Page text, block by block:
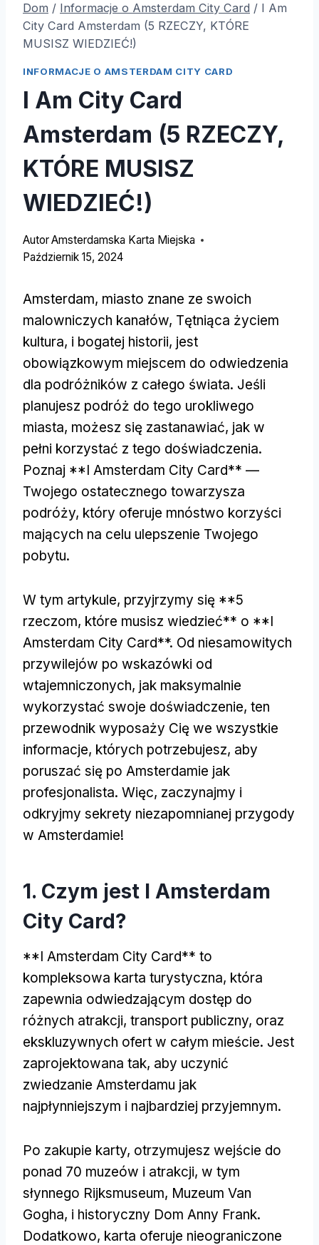
Dom / Informacje o Amsterdam City Card / I Am
City Card Amsterdam (5 RZECZY, KTÓRE
MUSISZ WIEDZIEĆ!)
INFORMACJE O AMSTERDAM CITY CARD
I Am City Card
Amsterdam (5 RZECZY,
KTÓRE MUSISZ
WIEDZIEĆ!)
AutorAmsterdamska Karta Miejska
Październik 15, 2024
Amsterdam, miasto znane ze swoich
malowniczych kanałów, Tętniąca życiem
kultura, i bogatej historii, jest
obowiązkowym miejscem do odwiedzenia
dla podróżników z całego świata. Jeśli
planujesz podróż do tego urokliwego
miasta, możesz się zastanawiać, jak w
pełni korzystać z tego doświadczenia.
Poznaj **I Amsterdam City Card** —
Twojego ostatecznego towarzysza
podróży, który oferuje mnóstwo korzyści
mających na celu ulepszenie Twojego
pobytu.
W tym artykule, przyjrzymy się **5
rzeczom, które musisz wiedzieć** o **I
Amsterdam City Card**. Od niesamowitych
przywilejów po wskazówki od
wtajemniczonych, jak maksymalnie
wykorzystać swoje doświadczenie, ten
przewodnik wyposaży Cię we wszystkie
informacje, których potrzebujesz, aby
poruszać się po Amsterdamie jak
profesjonalista. Więc, zaczynajmy i
odkryjmy sekrety niezapomnianej przygody
w Amsterdamie!
1. Czym jest I Amsterdam
City Card?
**I Amsterdam City Card** to
kompleksowa karta turystyczna, która
zapewnia odwiedzającym dostęp do
różnych atrakcji, transport publiczny, oraz
ekskluzywnych ofert w całym mieście. Jest
zaprojektowana tak, aby uczynić
zwiedzanie Amsterdamu jak
najpłynniejszym i najbardziej przyjemnym.
Po zakupie karty, otrzymujesz wejście do
ponad 70 muzeów i atrakcji, w tym
słynnego Rijksmuseum, Muzeum Van
Gogha, i historyczny Dom Anny Frank.
Dodatkowo, karta oferuje nieograniczone